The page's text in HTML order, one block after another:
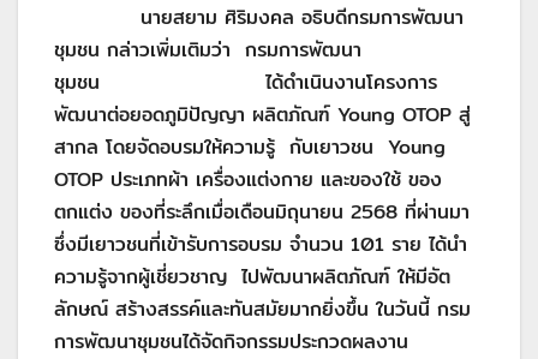
นายสยาม ศิริมงคล อธิบดีกรมการพัฒนา
ชุมชน กล่าวเพิ่มเติมว่า กรมการพัฒนา
ชุมชน ได้ดำเนินงานโครงการ
พัฒนาต่อยอดภูมิปัญญา ผลิตภัณฑ์ Young OTOP สู่
สากล โดยจัดอบรมให้ความรู้ กับเยาวชน Young
OTOP ประเภทผ้า เครื่องแต่งกาย และของใช้ ของ
ตกแต่ง ของที่ระลึกเมื่อเดือนมิถุนายน 2568 ที่ผ่านมา
ซึ่งมีเยาวชนที่เข้ารับการอบรม จำนวน 101 ราย ได้นำ
ความรู้จากผู้เชี่ยวชาญ ไปพัฒนาผลิตภัณฑ์ ให้มีอัต
ลักษณ์ สร้างสรรค์และทันสมัยมากยิ่งขึ้น ในวันนี้ กรม
การพัฒนาชุมชนได้จัดกิจกรรมประกวดผลงาน